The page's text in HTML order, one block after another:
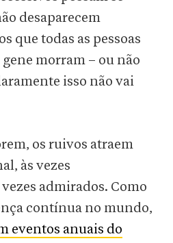
desaparecem
que todas as pessoas
gene morram – ou não
isso não vai
os ruivos atraem
às vezes
admirados. Como
contínua no mundo,
eventos anuais do